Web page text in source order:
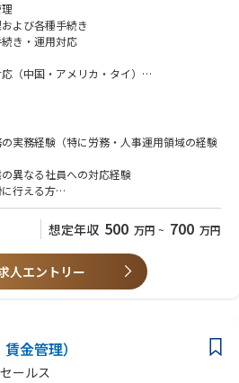
よび各種手続き
き・運用対応
（中国・アメリカ・タイ）
営サポート
調整 等
実務経験（特に労務・人事運用領域の経験
異なる社員への対応経験
行える方
PowerPoint、メール等）
可）
務経験（派遣社員の管理や、入退社管理
き経験
／準主担当経験
想定年収 500 万円 ~ 700 万円
人エントリー
金管理）
ールス